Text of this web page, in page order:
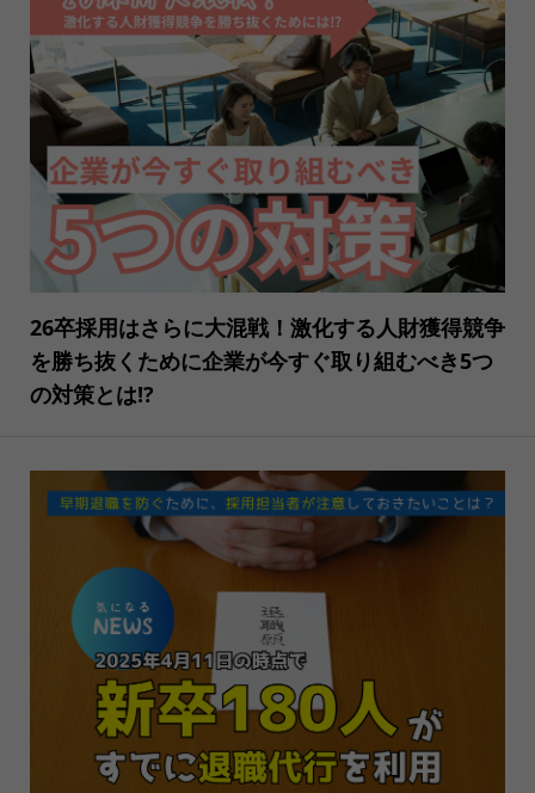
26卒採用はさらに大混戦！激化する人財獲得競争
を勝ち抜くために企業が今すぐ取り組むべき5つ
の対策とは!?